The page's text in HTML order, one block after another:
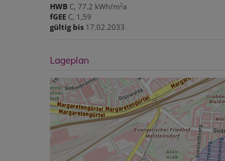
HWB C, 77.2 kWh/m2a
fGEE C, 1,59
gültig bis 17.02.2033
Lageplan